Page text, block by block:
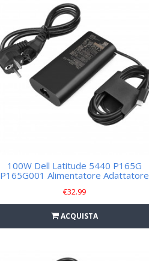
100W Dell Latitude 5440 P165G
P165G001 Alimentatore Adattatore
€32.99
ACQUISTA